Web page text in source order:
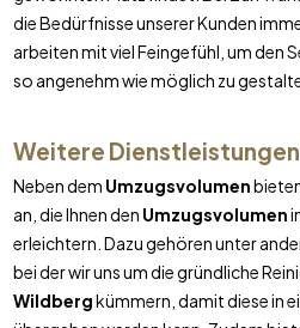
die Bedürfnisse unserer Kunden
arbeiten mit viel Feingefühl, um den
so angenehm wie möglich zu
Weitere Dienstleistungen
Neben dem Umzugsvolumen
an, die Ihnen den Umzugsvolumen
erleichtern. Dazu gehören unter
bei der wir uns um die gründliche
Wildbergkümmern, damit diese in